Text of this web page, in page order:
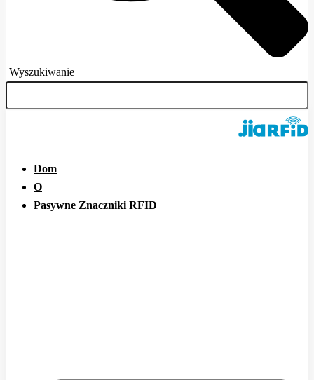
Wyszukiwanie
Dom
O
Pasywne Znaczniki RFID